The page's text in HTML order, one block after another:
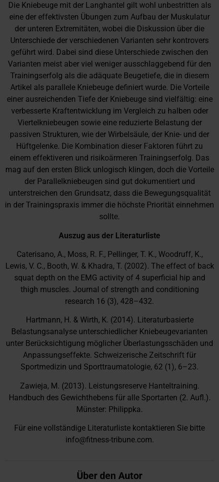
Die Kniebeuge mit der Langhantel gilt wohl unbestritten als
eine der effektivsten Übungen zum Aufbau der Muskulatur
der unteren Extremitäten, wobei die Diskussion über die
Unterschiede der verschiedenen Varianten sehr kontrovers
geführt wird. Dabei sind diese Unterschiede zwischen den
Varianten meist aber viel weniger ausschlaggebend für den
Trainingserfolg als die adäquate Beugetiefe, die in diesem
Artikel als parallele Kniebeuge definiert wurde. Die Vorteile
einer ausreichenden Tiefe der Kniebeuge sind vielfältig: eine
verbesserte Kraftentwicklung im Vergleich zu halben oder
Viertelkniebeugen sowie eine reduzierte Belastung der
passiven Strukturen, wie der Wirbelsäule, der Knie- und der
Hüftgelenke. Die Kombination dieser Faktoren führt zu
einem effektiveren und risikoärmeren Trainingserfolg. Das
mag auf den ersten Blick unlogisch klingen, doch die Vorteile
der Parallelkniebeugen sind gut dokumentiert und
unterstreichen den Grundsatz, dass die Bewegungsqualität
in der Trainingspraxis immer die höchste Priorität einnehmen
sollte.
Auszug aus der Literaturliste
Caterisano, A., Moss, R. F., Pellinger, T. K., Woodruff, K.,
Lewis, V. C., Booth, W. & Khadra, T. (2002). The effect of back
squat depth on the EMG activity of 4 superficial hip and
thigh muscles. Journal of strength and conditioning
research 16 (3), 428–432.
Hartmann, H. & Wirth, K. (2014). Literaturbasierte
Belastungsanalyse unterschiedlicher Kniebeugevarianten
unter Berücksichtigung möglicher Überlastungsschäden und
Anpassungseffekte. Schweizerische Zeitschrift für
Sportmedizin und Sporttraumatologie, 62 (1), 6–23.
Zawieja, M. (2013). Leistungsreserve Hanteltraining.
Handbuch des Gewichthebens für alle Sportarten (2. Aufl.).
Münster: Philippka.
Für eine vollständige Literaturliste kontaktieren Sie bitte
info@fitness-tribune.com.
Über den Autor